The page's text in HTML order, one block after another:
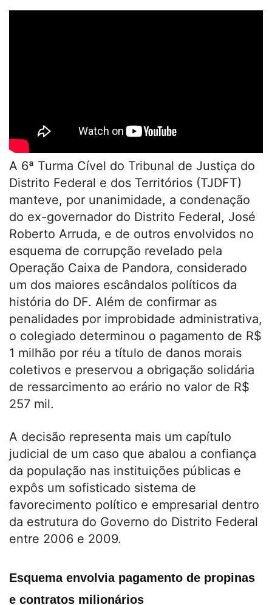
A 6ª Turma Cível do Tribunal de Justiça do
Distrito Federal e dos Territórios (TJDFT)
manteve, por unanimidade, a condenação
do ex-governador do Distrito Federal, José
Roberto Arruda, e de outros envolvidos no
esquema de corrupção revelado pela
Operação Caixa de Pandora, considerado
um dos maiores escândalos políticos da
história do DF. Além de confirmar as
penalidades por improbidade administrativa,
o colegiado determinou o pagamento de R$
1 milhão por réu a título de danos morais
coletivos e preservou a obrigação solidária
de ressarcimento ao erário no valor de R$
257 mil.
A decisão representa mais um capítulo
judicial de um caso que abalou a confiança
da população nas instituições públicas e
expôs um sofisticado sistema de
favorecimento político e empresarial dentro
da estrutura do Governo do Distrito Federal
entre 2006 e 2009.
Esquema envolvia pagamento de propinas
e contratos milionários